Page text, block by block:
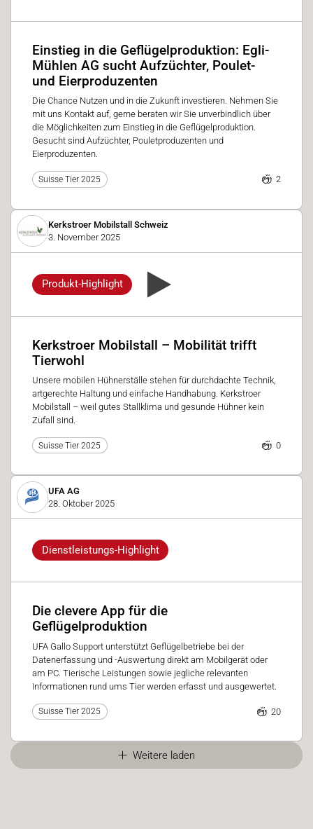
Einstieg in die Geflügelproduktion: Egli-
Mühlen AG sucht Aufzüchter, Poulet-
und Eierproduzenten
Die Chance Nutzen und in die Zukunft investieren. Nehmen Sie
mit uns Kontakt auf, gerne beraten wir Sie unverbindlich über
die Möglichkeiten zum Einstieg in die Geflügelproduktion.
Gesucht sind Aufzüchter, Pouletproduzenten und
Eierproduzenten.
Suisse Tier 2025 2
Kerkstroer Mobilstall Schweiz
3. November 2025
Produkt-Highlight
Kerkstroer Mobilstall – Mobilität trifft
Tierwohl
Unsere mobilen Hühnerställe stehen für durchdachte Technik,
artgerechte Haltung und einfache Handhabung. Kerkstroer
Mobilstall – weil gutes Stallklima und gesunde Hühner kein
Zufall sind.
Suisse Tier 2025 0
UFA AG
28. Oktober 2025
Dienstleistungs-Highlight
Die clevere App für die
Geflügelproduktion
UFA Gallo Support unterstützt Geflügelbetriebe bei der
Datenerfassung und -Auswertung direkt am Mobilgerät oder
am PC. Tierische Leistungen sowie jegliche relevanten
Informationen rund ums Tier werden erfasst und ausgewertet.
Suisse Tier 2025 20
Weitere laden